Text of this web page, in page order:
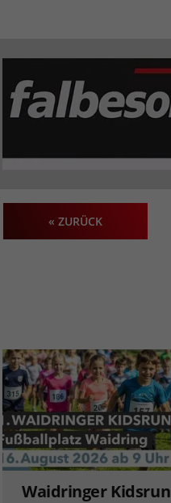
« ZURÜCK
Waidringer Kidsrun